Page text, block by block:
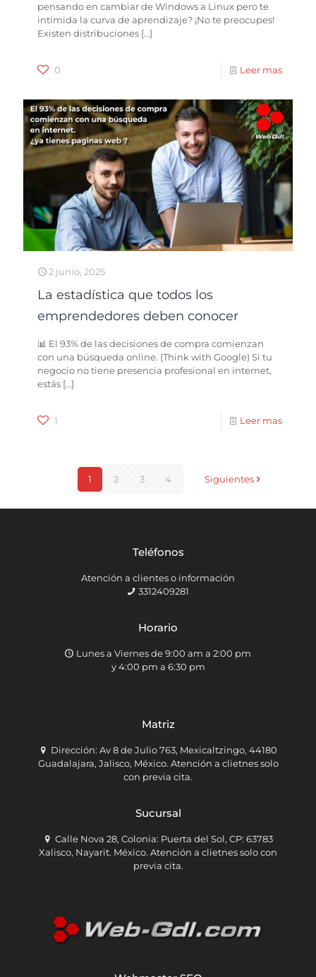
pensando en cambiar de Windows a Linux pero te
intimida la curva de aprendizaje? ¡No te preocupes!
Existen distribuciones […]
0 Leer mas
2 junio, 2025
La estadística que todos los
emprendedores deben conocer
📊 El 93% de las decisiones de compra comienzan
con una búsqueda online. (Think with Google) Si tu
negocio no tiene presencia profesional en internet,
estás […]
1 Leer mas
1 2 3 4 Siguientes
Teléfonos
Atención a clientes o información
3312409281
Horario
Lunes a Viernes de 9:00 am a 2:00 pm
y 4:00 pm a 6:30 pm
Matriz
Dirección: Av 8 de Julio 763, Mexicaltzingo, 44180
Guadalajara, Jalisco, México. Atención a clietnes solo
con previa cita.
Sucursal
Calle Nova 28, Colonia: Puerta del Sol, CP: 63783
Xalisco, Nayarit. México. Atención a clietnes solo con
previa cita.